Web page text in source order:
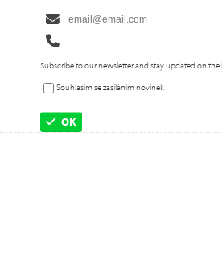
Subscribe to our newsletter and stay updated on
Souhlasím se zasíláním novinek
OK